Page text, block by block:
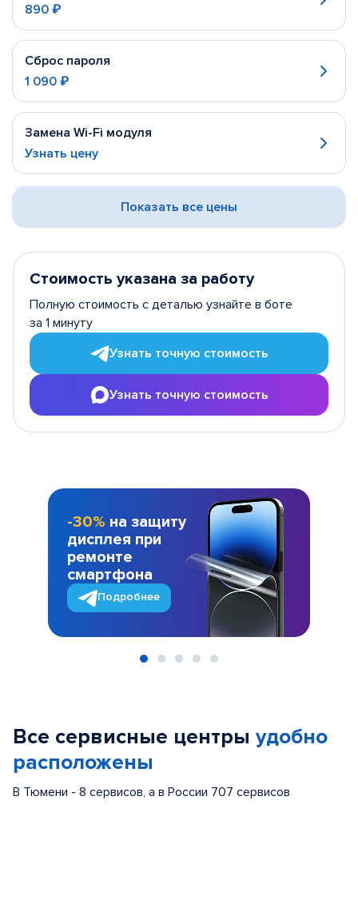
890 ₽
Сброс пароля
1 090 ₽
Замена Wi-Fi модуля
Узнать цену
Показать все цены
Стоимость указана за работу
Полную стоимость с деталью узнайте в боте
за 1 минуту
Узнать точную стоимость
Узнать точную стоимость
-30% на защиту
дисплея при
ремонте
смартфона
Подробнее
Все сервисные центры удобно
расположены
В Тюмени - 8 сервисов, а в России 707 сервисов